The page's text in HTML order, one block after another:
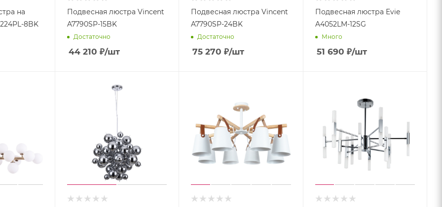
на
8BK
Подвесная люстра Vincent
A7790SP-15BK
Достаточно
44 210 ₽/шт
Подвесная люстра Vincent
A7790SP-24BK
Достаточно
75 270 ₽/шт
Подвесная люстра Evie
A4052LM-12SG
Много
51 690 ₽/шт